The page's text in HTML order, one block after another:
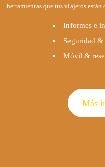
herramientas que tus viajeros están
Informes e
Seguridad
Móvil &
Más